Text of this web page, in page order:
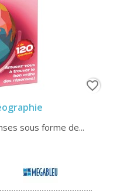
sous forme de...
favorite_border